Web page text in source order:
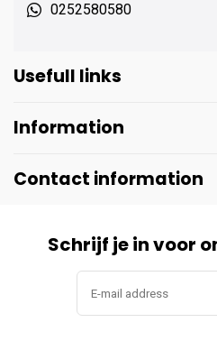
0252580580
Usefull links
Information
Contact information
Schrijf je in voor